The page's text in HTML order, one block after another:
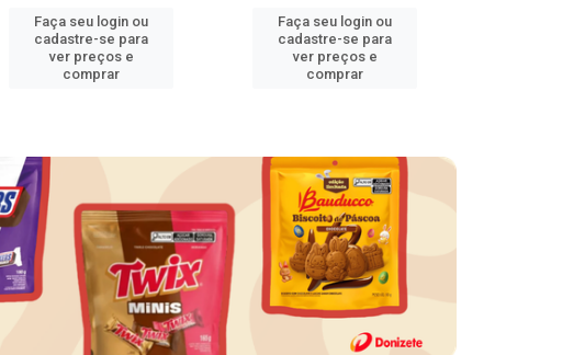
Faça seu login ou
cadastre-se para
ver preços e
comprar
Faça seu login ou
cadastre-se para
ver preços e
comprar